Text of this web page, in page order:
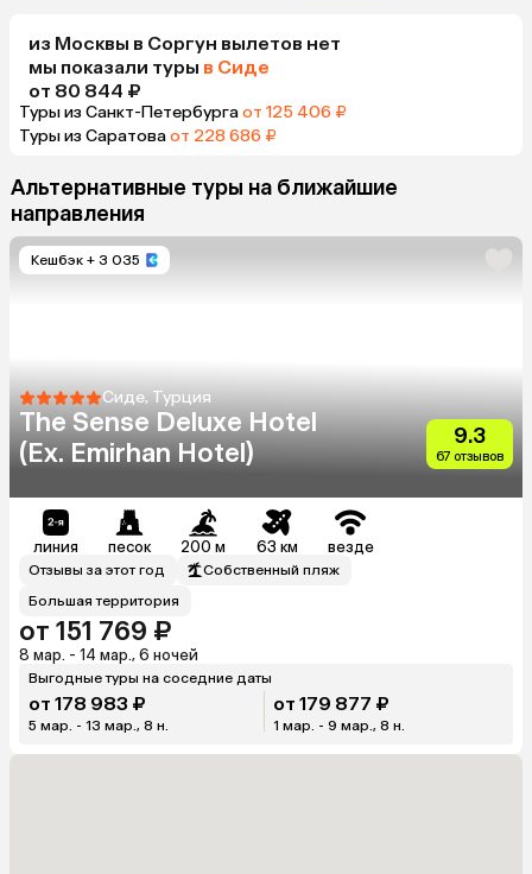
из Москвы в Соргун вылетов нет
мы показали туры в Сиде
от 80 844 ₽
Туры из Санкт-Петербургаот 125 406 ₽
Туры из Саратоваот 228 686 ₽
Альтернативные туры на ближайшие
направления
Кешбэк + 3 035
Сиде, Турция
The Sense Deluxe Hotel
(Ex. Emirhan Hotel)
9.3
67 отзывов
линия песок 200 м 63 км везде
Отзывы за этот год
Собственный пляж
Большая территория
от 151 769 ₽
8 мар. - 14 мар., 6 ночей
Выгодные туры на соседние даты
от 178 983 ₽
5 мар. - 13 мар., 8 н.
от 179 877 ₽
1 мар. - 9 мар., 8 н.